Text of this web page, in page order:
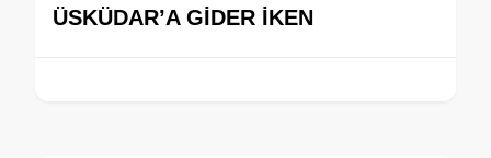
ÜSKÜDAR’A GİDER İKEN